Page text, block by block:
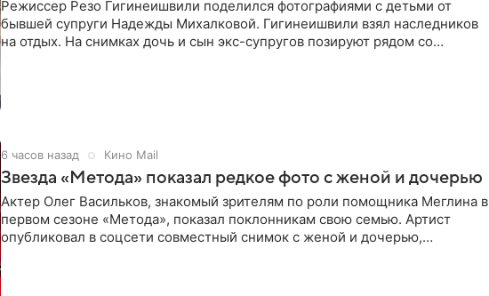
Режиссер Резо Гигинеишвили поделился фотографиями с детьми от
бывшей супруги Надежды Михалковой. Гигинеишвили взял наследников
на отдых. На снимках дочь и сын экс-супругов позируют рядом со
6 часов назад Кино Mail
Звезда «Метода» показал редкое фото с женой и дочерью
Актер Олег Васильков, знакомый зрителям по роли помощника Меглина в
первом сезоне «Метода», показал поклонникам свою семью. Артист
опубликовал в соцсети совместный снимок с женой и дочерью,